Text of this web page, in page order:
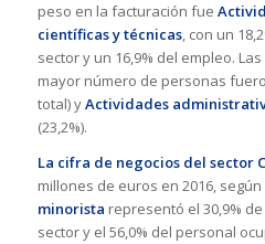
peso en la facturación fue
científicas y técnicas, con un
sector y un 16,9% del empleo.
mayor número de personas
total) yActividades
(23,2%).
La cifra de negocios del sector
millones de euros en 2016, según
minorista representó el 30,9%
sector y el 56,0% del personal